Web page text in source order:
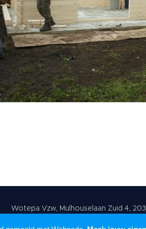
Wotepa Vzw, Mulhouselaan Zuid 4,